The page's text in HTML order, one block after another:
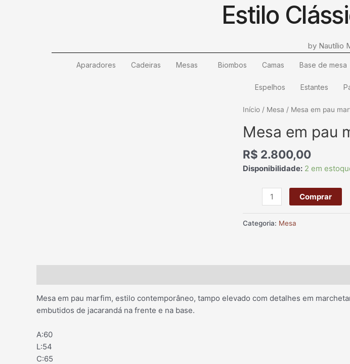
Estilo
by Nautílio
Aparadores Cadeiras Mesas Biombos Camas Base de mesa
Espelhos Estantes
Início / Mesa / Mesa em pau
Mesa em pau
R$ 2.800,00
Disponibilidade: 2 em
Mesa
pau
quantidade
Comprar
Categoria: Mesa
Mesa em pau marfim, estilo contemporâneo, tampo elevado com detalhes em
embutidos de jacarandá na frente e na base.
A:60
L:54
C:65